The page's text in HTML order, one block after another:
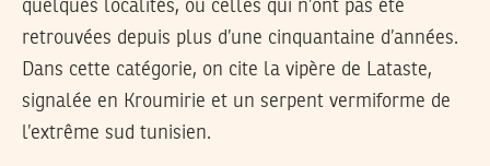
quelques localités, ou celles qui n’ont pas été
retrouvées depuis plus d’une cinquantaine d’années.
Dans cette catégorie, on cite la vipère de Lataste,
signalée en Kroumirie et un serpent vermiforme de
l’extrême sud tunisien.